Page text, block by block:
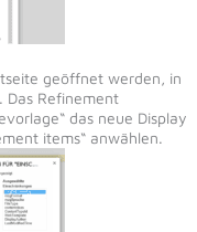
geöffnet werden, in
Refinement
das neue Display
items“ anwählen.